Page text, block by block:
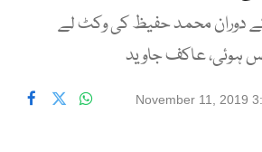
کے دوران محمد حفیظ کی وکٹ لے
ہوئی، عاکف جاوید
November 11, 2019